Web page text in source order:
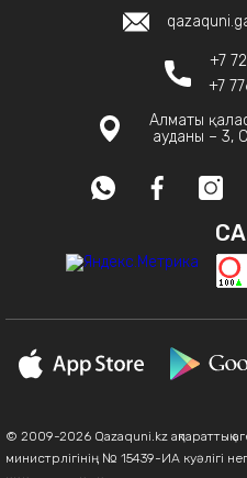
+7
+7
Алматы
ауданы – 3,
© 2009-2026 Qazaquni.kz ақпараттық
министрлігінің № 15439-ИА куәлігі